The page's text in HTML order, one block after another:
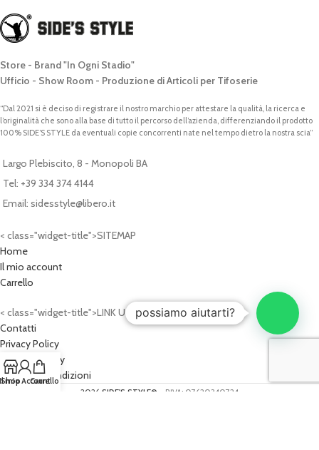
Store - Brand "In Ogni Stadio"
Ufficio - Show Room - Produzione di Articoli per Tifoserie
“Dal 2021 si è deciso di registrare il nostro marchio per attestare la qualità, la ricerca e
l’originalità che sono alla base di tutto il percorso dell’azienda, differenziando il prodotto
100% SIDE’S STYLE da eventuali copie concorrenti nate nel tempo dietro la nostra scia”
Largo Plebiscito, 8 - Monopoli BA
Tel: +39 334 374 4144
Email: sidesstyle@libero.it
< class="widget-title">SITEMAP
Home
Il mio account
Carrello
< class="widget-title">LINK UTILI
Contatti
Privacy Policy
Cookies Policy
Termini e Condizioni
2026 SIDE'S STYLE® - P.IVA: 07620340724
Shop
Il mio Account
Carrello
possiamo aiutarti?